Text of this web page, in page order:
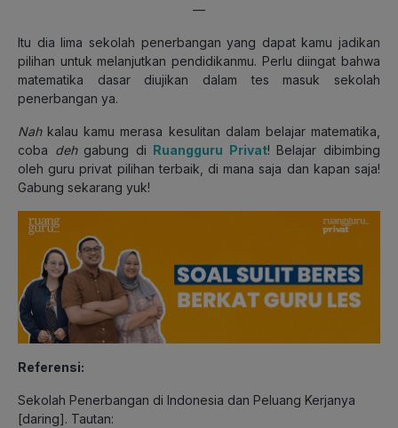
—
Itu dia lima sekolah penerbangan yang dapat kamu jadikan
pilihan untuk melanjutkan pendidikanmu. Perlu diingat bahwa
matematika dasar diujikan dalam tes masuk sekolah
penerbangan ya.
Nah kalau kamu merasa kesulitan dalam belajar matematika,
coba dehgabung di Ruangguru Privat! Belajar dibimbing
oleh guru privat pilihan terbaik, di mana saja dan kapan saja!
Gabung sekarang yuk!
Referensi:
Sekolah Penerbangan di Indonesia dan Peluang Kerjanya
[daring]. Tautan: